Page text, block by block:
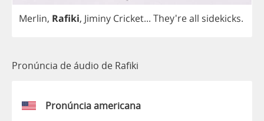
Merlin, Rafiki, Jiminy Cricket... They'reall sidekicks.
Pronúncia de áudio de Rafiki
Pronúncia americana